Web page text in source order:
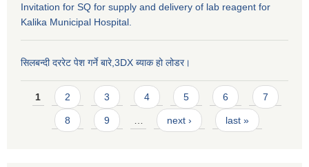
Invitation for SQ for supply and delivery of lab reagent for
Kalika Municipal Hospital.
सिलबन्दी दररेट पेश गर्ने बारे,3DX ब्याक हो लोडर।
Pages
1 2 3 4 5 6 7
8 9 next › last »